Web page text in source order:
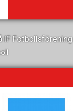
IF Fotbollsförening